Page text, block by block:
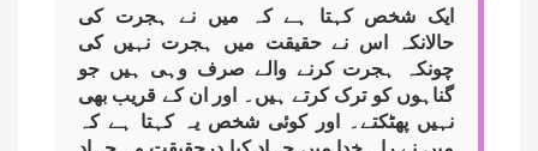
ایک شخص کہتا ہے کہ میں نے ہجرت کی
حالانکہ اس نے حقیقت میں ہجرت نہیں کی
چونکہ ہجرت کرنے والے صرف وہی ہیں جو
گناہوں کو ترک کرتے ہیں۔ اور ان کے قریب بھی
نہیں پھٹکتے۔ اور کوئی شخص یہ کہتا ہے کہ